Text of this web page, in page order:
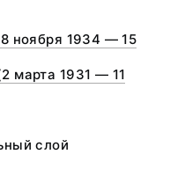
ноября 1934 — 15
марта 1931 — 11
слой